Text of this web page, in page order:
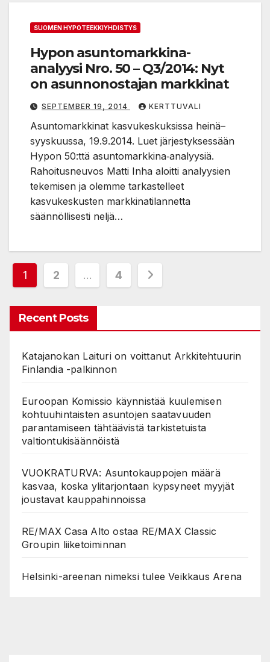
SUOMEN HYPOTEEKKIYHDISTYS
Hypon asuntomarkkina-
analyysi Nro. 50 – Q3/2014: Nyt
on asunnonostajan markkinat
SEPTEMBER 19, 2014 KERTTUVALI
Asuntomarkkinat kasvukeskuksissa heinä–
syyskuussa, 19.9.2014. Luet järjestyksessään
Hypon 50:ttä asuntomarkkina‐analyysiä.
Rahoitusneuvos Matti Inha aloitti analyysien
tekemisen ja olemme tarkastelleet
kasvukeskusten markkinatilannetta
säännöllisesti neljä…
Posts
pagination
1 2 … 4
Recent Posts
Katajanokan Laituri on voittanut Arkkitehtuurin
Finlandia -palkinnon
Euroopan Komissio käynnistää kuulemisen
kohtuuhintaisten asuntojen saatavuuden
parantamiseen tähtäävistä tarkistetuista
valtiontukisäännöistä
VUOKRATURVA: Asuntokauppojen määrä
kasvaa, koska ylitarjontaan kypsyneet myyjät
joustavat kauppahinnoissa
RE/MAX Casa Alto ostaa RE/MAX Classic
Groupin liiketoiminnan
Helsinki-areenan nimeksi tulee Veikkaus Arena